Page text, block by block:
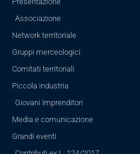
Associazione
Network territoriale
Gruppi merceologici
Comitati territoriali
Piccola industria
Giovani Imprenditori
Media e comunicazione
Grandi eventi